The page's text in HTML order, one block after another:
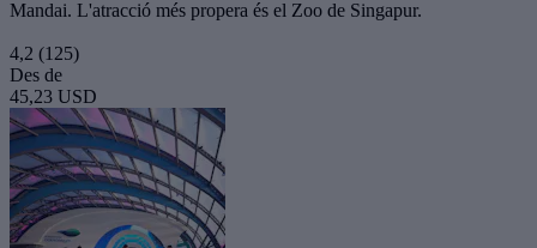
Mandai. L'atracció més propera és el Zoo de Singapur.
4,2 (125)
Des de
45,23 USD